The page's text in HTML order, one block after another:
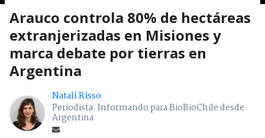
Arauco controla 80% de hectáreas
extranjerizadas en Misiones y
marca debate por tierras en
Argentina
Natalí Risso
Periodista. Informando para BioBioChile desde
Argentina